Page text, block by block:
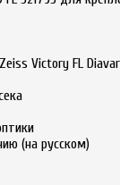
Victory FL
(на русском)